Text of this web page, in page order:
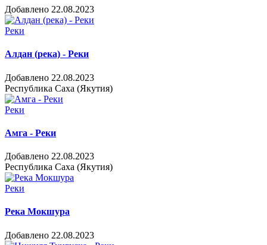
Добавлено 22.08.2023
Реки
Алдан (река) - Реки
Добавлено 22.08.2023
Республика Саха (Якутия)
Реки
Амга - Реки
Добавлено 22.08.2023
Республика Саха (Якутия)
Реки
Река Мокшура
Добавлено 22.08.2023